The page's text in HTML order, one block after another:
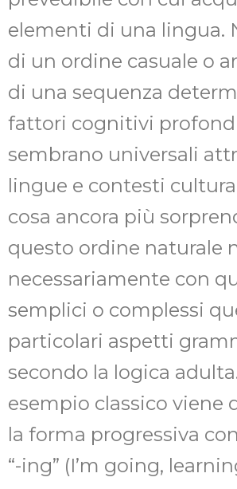
elementi di una lingua.
di un ordine casuale o
di una sequenza
fattori cognitivi
sembrano universali
lingue e contesti
cosa ancora più
questo ordine naturale
necessariamente con
semplici o complessi
particolari aspetti
secondo la logica
esempio classico viene
la forma progressiva
“-ing” (I’m going,